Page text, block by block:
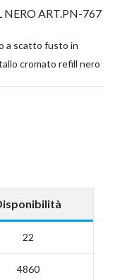
NERO ART.PN-767
a scatto fusto in
cromato refill nero
22
4860